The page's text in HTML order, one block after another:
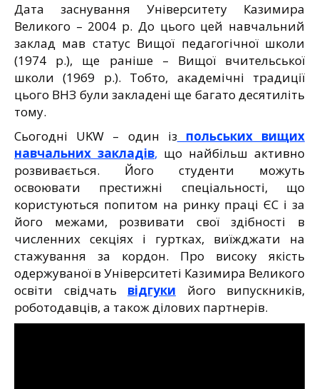
Дата заснування Університету Казимира
Великого – 2004 р. До цього цей навчальний
заклад мав статус Вищої педагогічної школи
(1974 р.), ще раніше – Вищої вчительської
школи (1969 р.). Тобто, академічні традиції
цього ВНЗ були закладені ще багато десятиліть
тому.
Сьогодні UKW – один із польських вищих
навчальних закладів, що найбільш активно
розвивається. Його студенти можуть
освоювати престижні спеціальності, що
користуються попитом на ринку праці ЄС і за
його межами, розвивати свої здібності в
численних секціях і гуртках, виїжджати на
стажування за кордон. Про високу якість
одержуваної в Університеті Казимира Великого
освіти свідчать відгуки його випускників,
роботодавців, а також ділових партнерів.